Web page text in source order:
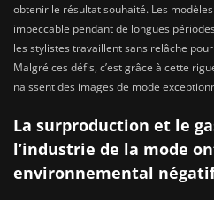
obtenir le résultat souhaité. Les
impeccable pendant de longues
les stylistes travaillent sans relâche
Malgré ces défis, c’est grâce à cette
naissent des images de mode
La surproduction et le
l’industrie de la mode
environnemental